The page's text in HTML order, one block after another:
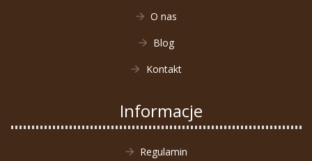
O nas
Blog
Kontakt
Informacje
Regulamin